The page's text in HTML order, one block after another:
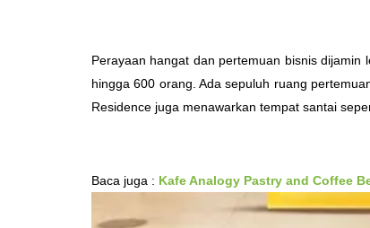
Perayaan hangat dan pertemuan bisnis
hingga 600 orang. Ada sepuluh ruang
Residence juga menawarkan tempat santai
Baca juga : Kafe Analogy Pastry and Coffee